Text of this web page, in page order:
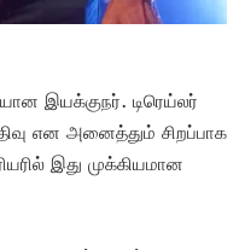
இயக்குநர். டிரெய்லர்
என அனைத்தும் சிறப்பாக
இது முக்கியமான